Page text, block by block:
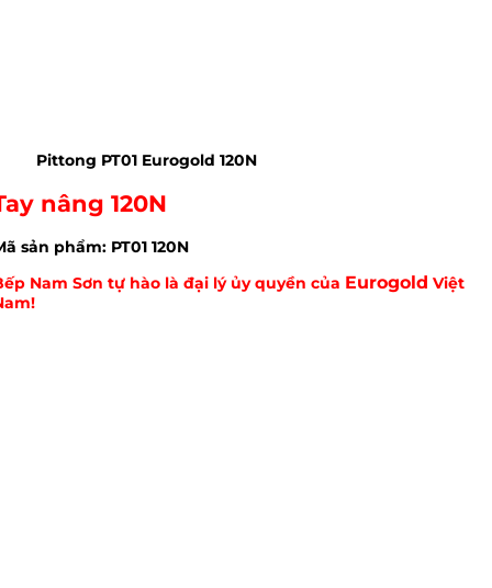
Pittong PT01 Eurogold 120N
nâng 120N
sản phẩm: PT01 120N
Nam Sơn tự hào là đại lý ủy quyền của Eurogold Việt